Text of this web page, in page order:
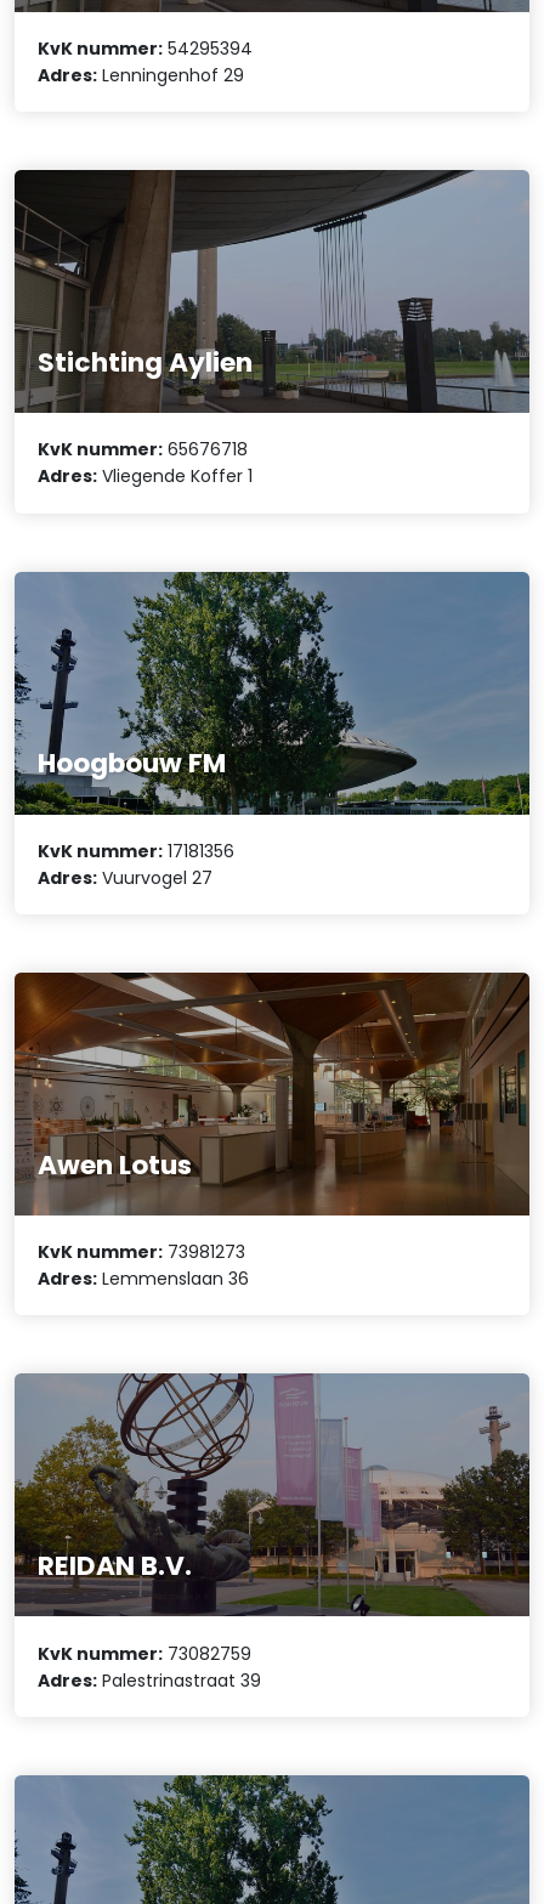
KvK nummer: 54295394
Adres: Lenningenhof 29
Stichting Aylien
KvK nummer: 65676718
Adres: Vliegende Koffer 1
Hoogbouw FM
KvK nummer: 17181356
Adres: Vuurvogel 27
Awen Lotus
KvK nummer: 73981273
Adres: Lemmenslaan 36
REIDAN B.V.
KvK nummer: 73082759
Adres: Palestrinastraat 39